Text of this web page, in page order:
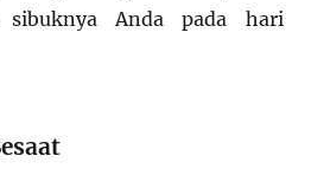
sibuknya Anda pada hari